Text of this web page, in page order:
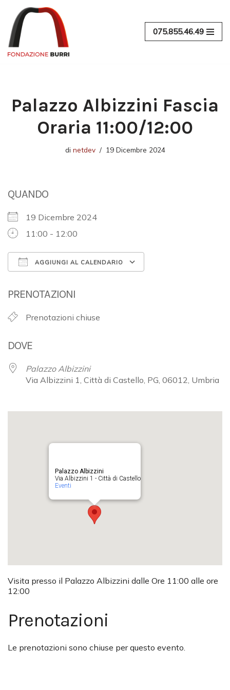
Vai
al
contenuto
075.855.46.49
Palazzo Albizzini Fascia
Oraria 11:00/12:00
di netdev 19 Dicembre 2024
QUANDO
19 Dicembre 2024
11:00 - 12:00
AGGIUNGI AL CALENDARIO
PRENOTAZIONI
Prenotazioni chiuse
DOVE
Palazzo Albizzini
Via Albizzini 1, Città di Castello, PG, 06012, Umbria
Palazzo Albizzini
Via Albizzini 1 - Città di Castello
Eventi
Visita presso il Palazzo Albizzini dalle Ore 11:00 alle ore
12:00
Prenotazioni
Le prenotazioni sono chiuse per questo evento.